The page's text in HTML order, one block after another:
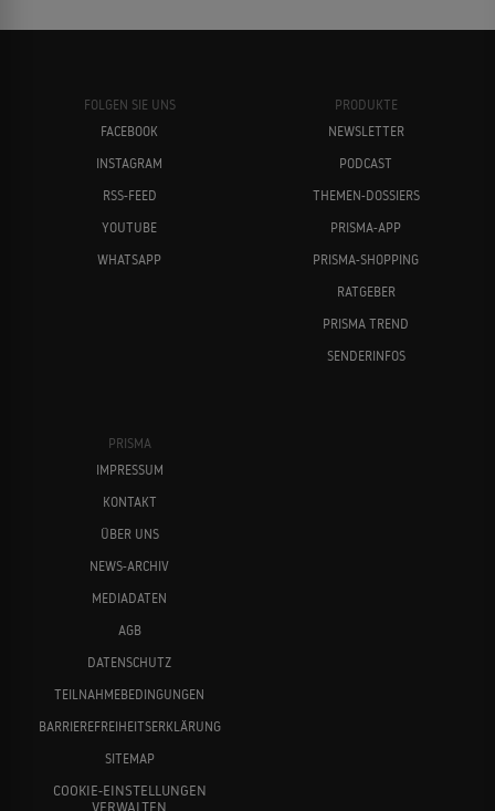
FOLGEN SIE UNS
FACEBOOK
INSTAGRAM
RSS-FEED
YOUTUBE
WHATSAPP
PRODUKTE
NEWSLETTER
PODCAST
THEMEN-DOSSIERS
PRISMA-APP
PRISMA-SHOPPING
RATGEBER
PRISMA TREND
SENDERINFOS
PRISMA
IMPRESSUM
KONTAKT
ÜBER UNS
NEWS-ARCHIV
MEDIADATEN
AGB
DATENSCHUTZ
TEILNAHMEBEDINGUNGEN
BARRIEREFREIHEITSERKLÄRUNG
SITEMAP
COOKIE-EINSTELLUNGEN
VERWALTEN